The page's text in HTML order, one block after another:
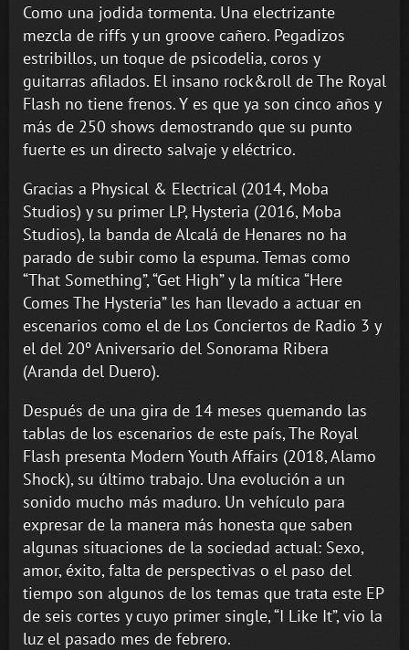
Como una jodida tormenta. Una electrizante
mezcla de riffs y un groove cañero. Pegadizos
estribillos, un toque de psicodelia, coros y
guitarras afilados. El insano rock&roll de The Royal
Flash no tiene frenos. Y es que ya son cinco años y
más de 250 shows demostrando que su punto
fuerte es un directo salvaje y eléctrico.
Gracias a Physical & Electrical (2014, Moba
Studios) y su primer LP, Hysteria (2016, Moba
Studios), la banda de Alcalá de Henares no ha
parado de subir como la espuma. Temas como
“That Something”, “Get High” y la mítica “Here
Comes The Hysteria” les han llevado a actuar en
escenarios como el de Los Conciertos de Radio 3 y
el del 20º Aniversario del Sonorama Ribera
(Aranda del Duero).
Después de una gira de 14 meses quemando las
tablas de los escenarios de este país, The Royal
Flash presenta Modern Youth Affairs (2018, Alamo
Shock), su último trabajo. Una evolución a un
sonido mucho más maduro. Un vehículo para
expresar de la manera más honesta que saben
algunas situaciones de la sociedad actual: Sexo,
amor, éxito, falta de perspectivas o el paso del
tiempo son algunos de los temas que trata este EP
de seis cortes y cuyo primer single, “I Like It”, vio la
luz el pasado mes de febrero.